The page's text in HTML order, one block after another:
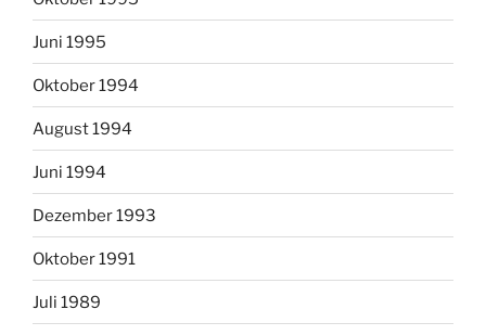
Juni 1995
Oktober 1994
August 1994
Juni 1994
Dezember 1993
Oktober 1991
Juli 1989